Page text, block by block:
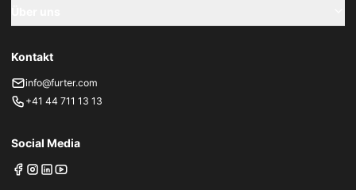
Kontakt
info@furter.com
+41 44 711 13 13
Social Media